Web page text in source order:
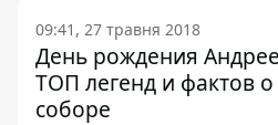
09:41, 27 травня 2018
День рождения
ТОП легенд и фактов
соборе